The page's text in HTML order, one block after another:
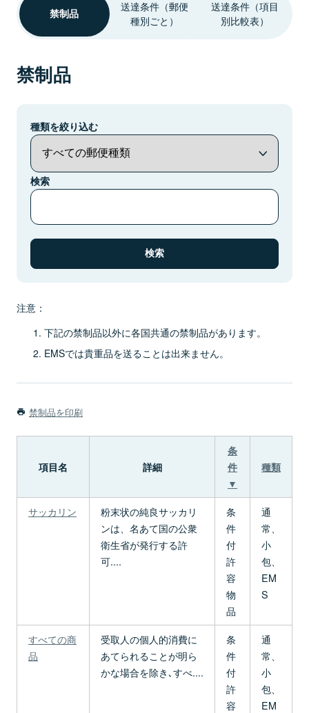
禁制品
送達条件（郵便
種別ごと）
送達条件（項目
別比較表）
禁制品
種類を絞り込む
検索
注意：
下記の禁制品以外に各国共通の禁制品があります。
EMSでは貴重品を送ることは出来ません。
禁制品を印刷
項目名 詳細
条
件
▼
種類
サッカリン
粉末状の純良サッカリ
ンは、名あて国の公衆
衛生省が発行する許
可....
条
件
付
許
容
物
品
通
常、
小
包、
EM
S
すべての商
品
受取人の個人的消費に
あてられることが明ら
かな場合を除き､すべ....
条
件
付
許
容
通
常、
小
包、
EM